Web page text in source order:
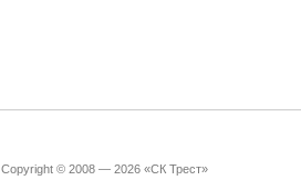
Copyright © 2008 — 2026 «СК Трест»